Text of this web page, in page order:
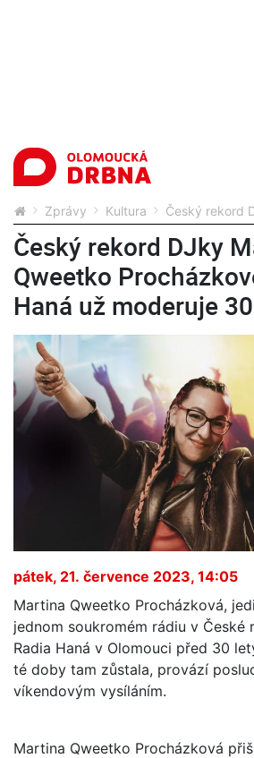
Zprávy Kultura Český rekord
Český rekord DJky
Qweetko
Haná už moderuje
pátek, 21. července 2023, 14:05
Martina Qweetko Procházková,
jednom soukromém rádiu v České
Radia Haná v Olomouci před 30
té doby tam zůstala, provází
víkendovým vysíláním.
Martina Qweetko Procházková